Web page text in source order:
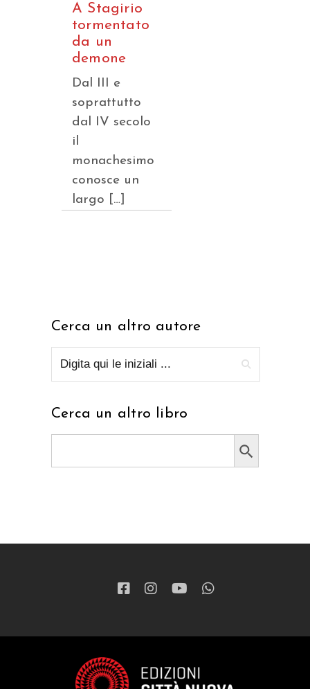
A Stagirio
tormentato
da un
demone
Dal III e
soprattutto
dal IV secolo
il
monachesimo
conosce un
largo […]
Cerca un altro autore
Cerca un altro libro
Search Button